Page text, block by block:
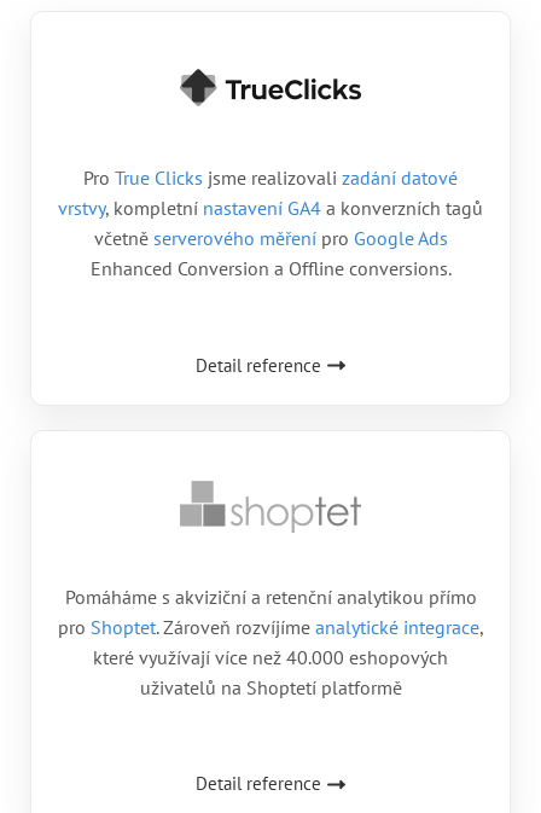
Pro True Clicks jsme realizovali zadání datové
vrstvy, kompletní nastavení GA4 a konverzních tagů
včetně serverového měřenípro Google Ads
Enhanced Conversion a Offline conversions.
Detail reference
Pomáháme s akviziční a retenční analytikou přímo
pro Shoptet. Zároveň rozvíjíme analytické integrace,
které využívají více než 40.000 eshopových
uživatelů na Shoptetí platformě
Detail reference